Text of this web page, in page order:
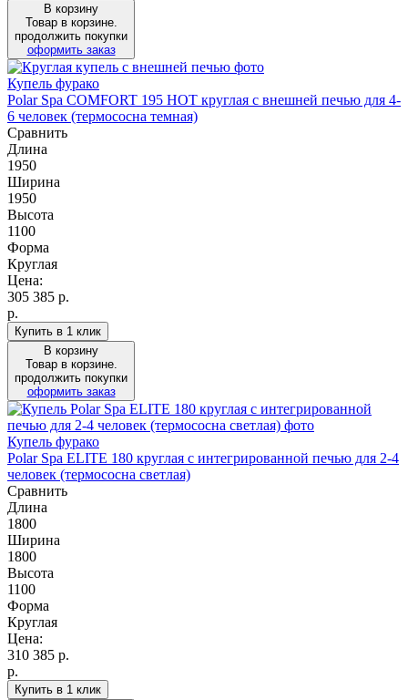
В корзину
Товар в корзине.
продолжить покупки
оформить заказ
Купель фурако
Polar Spa COMFORT 195 HOT круглая с внешней печью для 4-
6 человек (термососна темная)
Сравнить
Длина
1950
Ширина
1950
Высота
1100
Форма
Круглая
Цена:
305 385 р.
р.
Купить в 1 клик
В корзину
Товар в корзине.
продолжить покупки
оформить заказ
Купель фурако
Polar Spa ELITE 180 круглая с интегрированной печью для 2-4
человек (термососна светлая)
Сравнить
Длина
1800
Ширина
1800
Высота
1100
Форма
Круглая
Цена:
310 385 р.
р.
Купить в 1 клик